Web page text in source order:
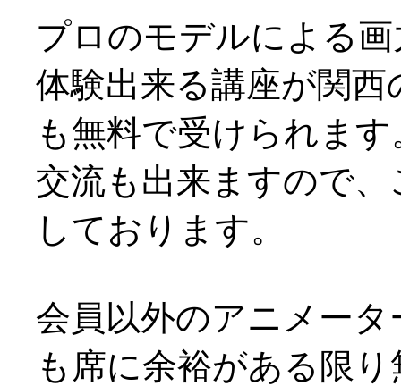
プロのモデルによる
体験出来る講座が関西
も無料で受けられま
交流も出来ますので
しております。
会員以外のアニメータ
も席に余裕がある限